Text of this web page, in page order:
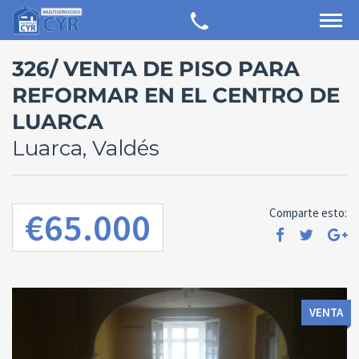
326/ VENTA DE PISO PARA
REFORMAR EN EL CENTRO DE
LUARCA
Luarca, Valdés
€65.000 Comparte esto:
VENTA